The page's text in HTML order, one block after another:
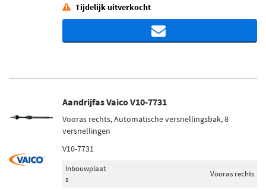
Tijdelijk uitverkocht
Aandrijfas Vaico V10-7731
Vooras rechts, Automatische versnellingsbak, 8
versnellingen
V10-7731
Inbouwplaat
s
Vooras rechts